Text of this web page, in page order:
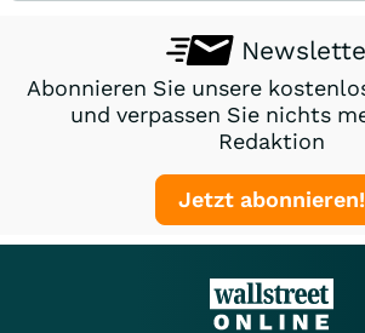
Abonnieren Sie unsere
und verpassen Sie nichts
Redaktion
Jetzt abonnieren!